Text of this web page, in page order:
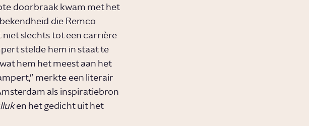
doorbraak kwam met het
die Remco
slechts tot een carrière
stelde hem in staat te
hem het meest aan het
merkte een literair
als inspiratiebron
en het gedicht uit het